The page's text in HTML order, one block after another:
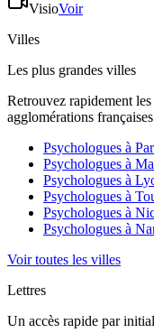
VisioVoir
Villes
Les plus grandes villes
Retrouvez rapidement
agglomérations
Psychologues à
Psychologues à
Psychologues à
Psychologues à
Psychologues à
Psychologues à
Voir toutes les villes
Lettres
Un accès rapide par